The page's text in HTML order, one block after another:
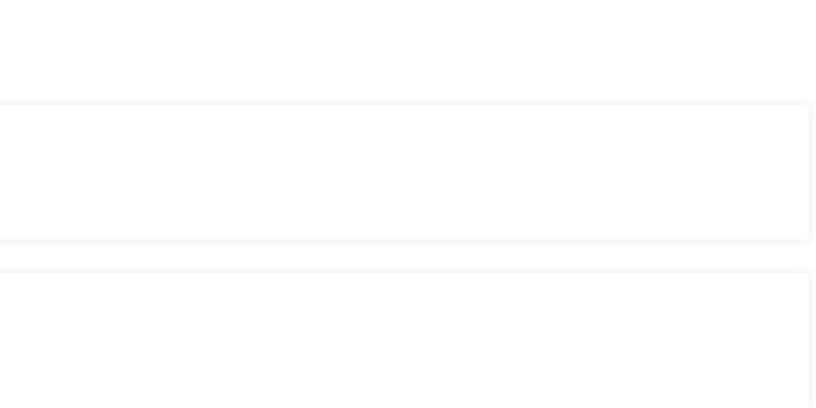
senza complicazioni.
del mercato.
piattaforme e dApp.